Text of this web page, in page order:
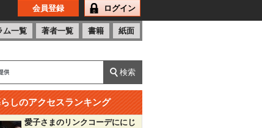
会員登録 ログイン
ム一覧 著者一覧 書籍 紙面
しのアクセスランキング
愛子さまのリンクコーデににじ